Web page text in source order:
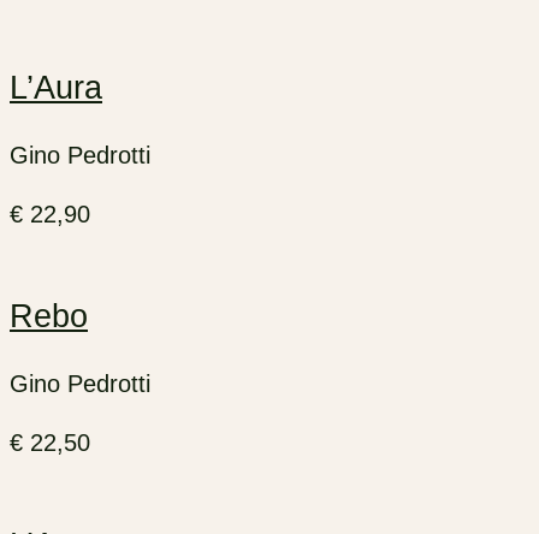
L’Aura
Gino Pedrotti
€ 22,90
Rebo
Gino Pedrotti
€ 22,50